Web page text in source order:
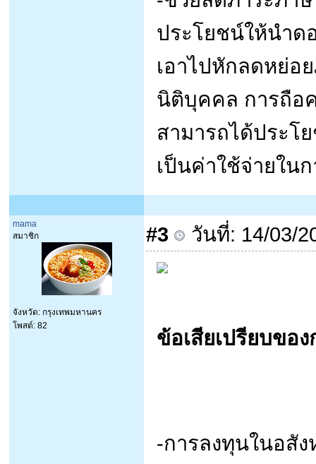
ประโยชน์ให้นำด
เอาไปหักลดหย่อ
นิติบุคคล การถือ
สามารถได้ประโ
เป็นค่าใช้จ่ายใน
mama
สมาชิก
จังหวัด: กรุงเทพมหานคร
โพสต์: 82
#3 วันที่: 14/03/
ข้อเสียเปรียบขอ
-การลงทุนในอสั